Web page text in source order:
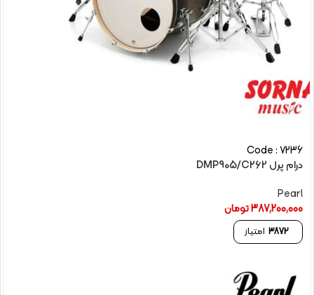
Code : 7236
درام پرل DMP905/C262
Pearl
387,200,000تومان
3872 امتیاز